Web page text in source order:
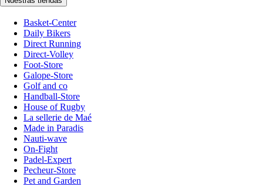
Basket-Center
Daily Bikers
Direct Running
Direct-Volley
Foot-Store
Galope-Store
Golf and co
Handball-Store
House of Rugby
La sellerie de Maé
Made in Paradis
Nauti-wave
On-Fight
Padel-Expert
Pecheur-Store
Pet and Garden